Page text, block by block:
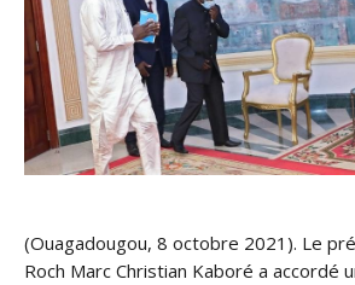
(Ouagadougou, 8 octobre 2021). Le
Roch Marc Christian Kaboré a accordé